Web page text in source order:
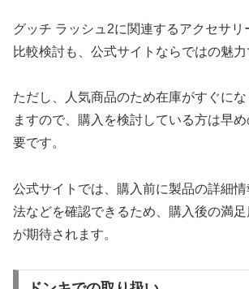
グッチ ラッシュ2に関連するアクセサ
比較検討も、公式サイトならではの魅力
ただし、人気商品のため在庫がすぐに
ますので、購入を検討している方は早
要です。
公式サイトでは、購入前に製品の詳細
法などを確認できるため、購入後の満
が期待されます。